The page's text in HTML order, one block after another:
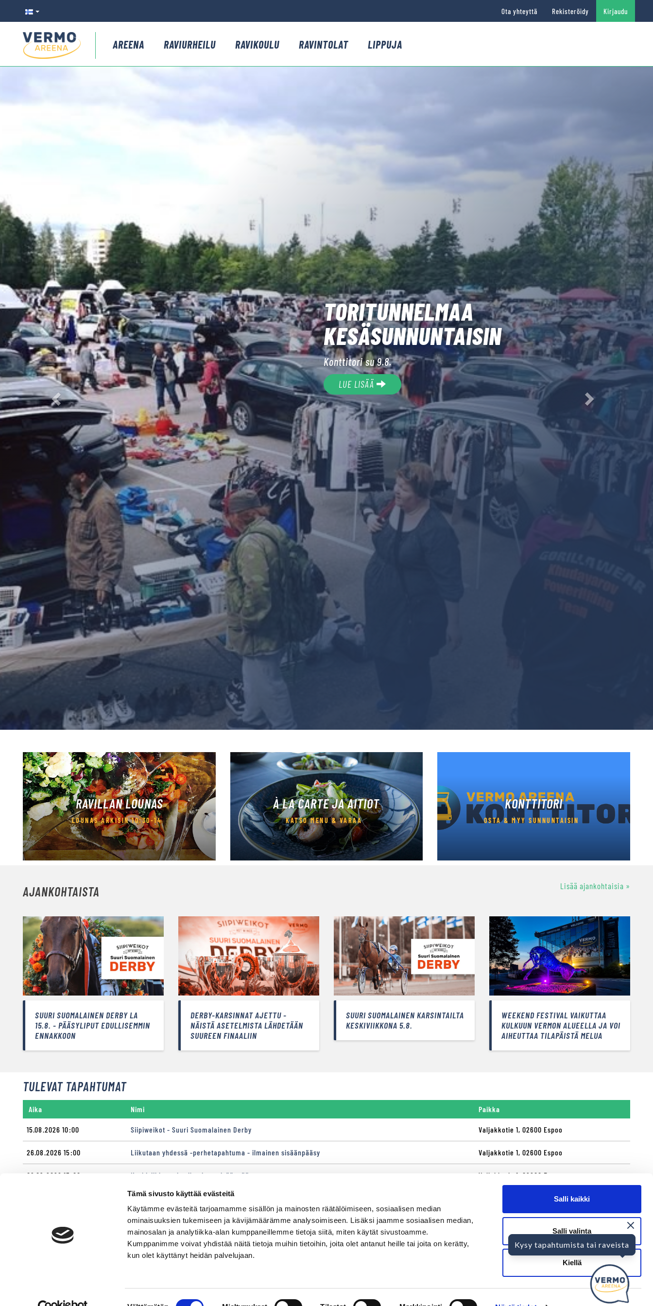
Tämä sivusto käyttää evästeitä
Käytämme evästeitä tarjoamamme sisällön ja mainosten räätälöimiseen, sosiaalisen median
ominaisuuksien tukemiseen ja kävijämäärämme analysoimiseen. Lisäksi jaamme sosiaalisen median,
mainosalan ja analytiikka-alan kumppaneillemme tietoja siitä, miten käytät sivustoamme.
Kumppanimme voivat yhdistää näitä tietoja muihin tietoihin, joita olet antanut heille tai joita on kerätty,
kun olet käyttänyt heidän palvelujaan.
Salli kaikki
Salli valinta
Kiellä
Kysy tapahtumista tai raveista
Ota yhteyttä Rekisteröidy Kirjaudu
AREENA RAVIURHEILU RAVIKOULU RAVINTOLAT LIPPUJA
TORITUNNELMAA
KESÄSUNNUNTAISIN
Konttitori su 9.8.
LUE LISÄÄ
RAVILLAN LOUNAS
LOUNAS ARKISIN 10:30-14
À LA CARTE JA AITIOT
KATSO MENU & VARAA
KONTTITORI
OSTA & MYY SUNNUNTAISIN
AJANKOHTAISTA Lisää ajankohtaisia »
SUURI SUOMALAINEN DERBY LA
15.8. - PÄÄSYLIPUT EDULLISEMMIN
ENNAKKOON
DERBY-KARSINNAT AJETTU -
NÄISTÄ ASETELMISTA LÄHDETÄÄN
SUUREEN FINAALIIN
SUURI SUOMALAINEN KARSINTAILTA
KESKIVIIKKONA 5.8.
WEEKEND FESTIVAL VAIKUTTAA
KULKUUN VERMON ALUEELLA JA VOI
AIHEUTTAA TILAPÄISTÄ MELUA
TULEVAT TAPAHTUMAT
Aika Nimi Paikka
15.08.2026 10:00 Siipiweikot - Suuri Suomalainen Derby Valjakkotie 1, 02600 Espoo
26.08.2026 15:00 Liikutaan yhdessä -perhetapahtuma - ilmainen sisäänpääsy Valjakkotie 1, 02600 Espoo
02.09.2026 15:00 Keskiviikkoravit - ilmainen sisäänpääsy Valjakkotie 1, 02600 Espoo
Ratsastajaravit & Monté-ohjastajien SM - ilmainen sisäänpääsy Valjakkotie 1, 02600 Espoo
Keskiviikkoravit - ilmainen sisäänpääsy Valjakkotie 1, 02600 Espoo
Mukaan kumppaniksi?